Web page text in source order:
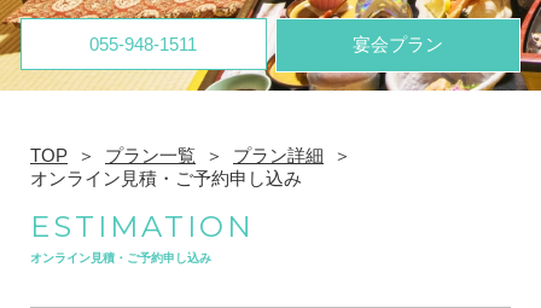
055-948-1511 宴会プラン
TOP プラン一覧
プラン詳細
オンライン見積・ご予約申し込み
ESTIMATION
オンライン見積・ご予約申し込み